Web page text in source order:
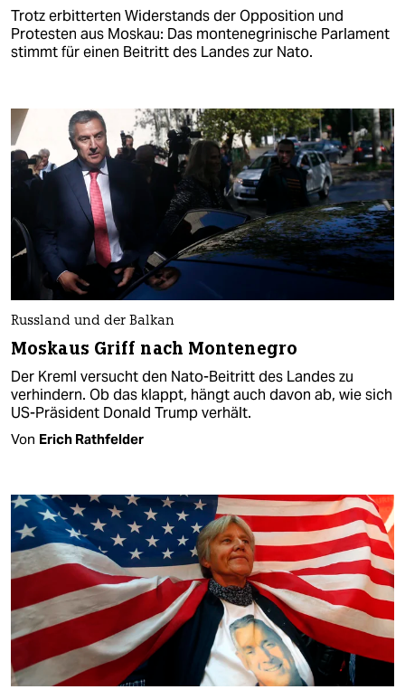
Trotz erbitterten Widerstands der Opposition und
Protesten aus Moskau: Das montenegrinische Parlament
stimmt für einen Beitritt des Landes zur Nato.
Russland und der Balkan
Moskaus Griff nach Montenegro
Der Kreml versucht den Nato-Beitritt des Landes zu
verhindern. Ob das klappt, hängt auch davon ab, wie sich
US-Präsident Donald Trump verhält.
Von Erich Rathfelder